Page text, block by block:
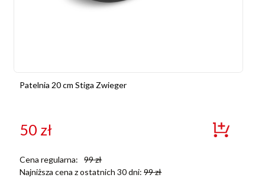
Patelnia 20 cm Stiga Zwieger
50 zł
Cena regularna: 99zł
Najniższa cena z ostatnich 30 dni:99zł